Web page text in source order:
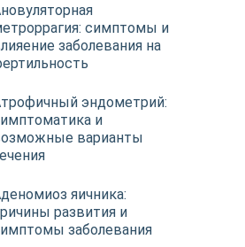
симптомы и
заболевания на
эндометрий:
и
варианты
яичника:
развития и
заболевания